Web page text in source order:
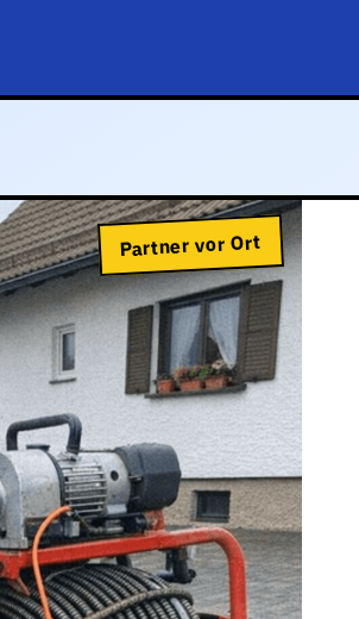
Partner vor Ort